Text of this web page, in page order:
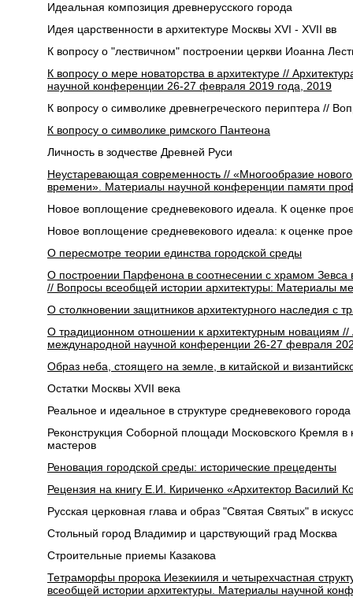
Идеальная композиция древнерусского города
Идея царственности в архитектуре Москвы XVI - XVII вв
К вопросу о "лествичном" построении церкви Иоанна
К вопросу о мере новаторства в архитектуре //
научной конференции 26-27 февраля 2019 года, 2019
К вопросу о символике древнегреческого периптера //
К вопросу о символике римского Пантеона
Личность в зодчестве Древней Руси
Неустаревающая современность // «Многообразие
времени». Материалы научной конференции памяти
Новое воплощение средневекового идеала. К оценке
Новое воплощение средневекового идеала: к оценке
О пересмотре теории единства городской среды
О построении Парфенона в соотнесении с храмом
// Вопросы всеобщей истории архитектуры: Материалы
О столкновении защитников архитектурного наследия с
О традиционном отношении к архитектурным новациям
международной научной конференции 26-27 февраля
Образ неба, стоящего на земле, в китайской и
Остатки Москвы XVII века
Реальное и идеальное в структуре средневекового города
Реконструкция Соборной площади Московского Кремля в
мастеров
Реновация городской среды: исторические прецеденты
Рецензия на книгу Е.И. Кириченко «Архитектор Василий
Русская церковная глава и образ "Святая Святых" в
Стольный город Владимир и царствующий град Москва
Строительные приемы Казакова
Тетраморфы пророка Иезекииля и четырехчастная
всеобщей истории архитектуры. Материалы научной